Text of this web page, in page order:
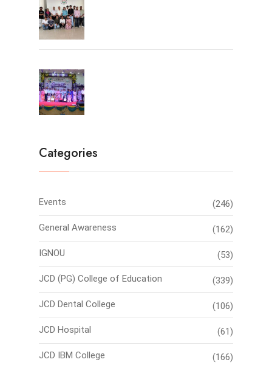
Categories
Events (246)
General Awareness (162)
IGNOU (53)
JCD (PG) College of Education (339)
JCD Dental College (106)
JCD Hospital (61)
JCD IBM College (166)